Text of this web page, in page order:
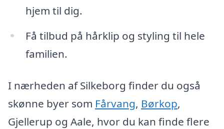
hjem til dig.
Få tilbud på hårklip og styling til hele
familien.
I nærheden af Silkeborg finder du også
skønne byer som Fårvang, Børkop,
Gjellerup og Aale, hvor du kan finde flere